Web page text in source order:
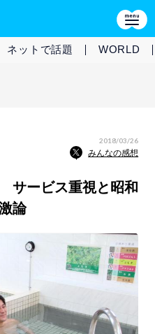
ネットで話題 WORLD
2018/03/26
みんなの感想
サービス重視と昭和
論